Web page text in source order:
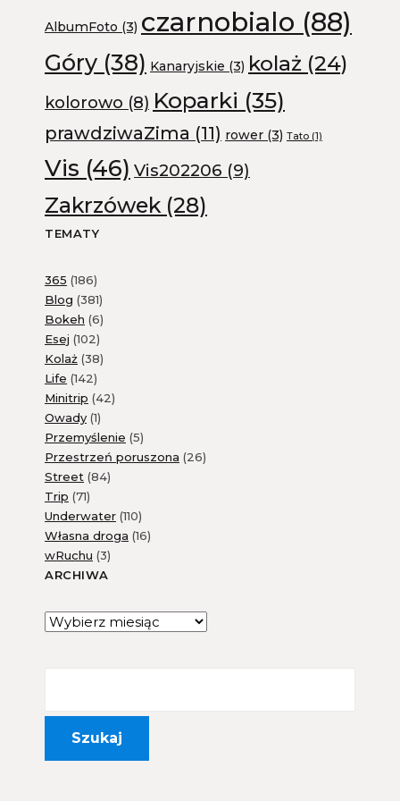
AlbumFoto (3) czarnobialo (88)
Góry (38) Kanaryjskie (3) kolaż (24)
kolorowo (8) Koparki (35)
prawdziwaZima (11) rower (3) Tato (1)
Vis (46) Vis202206 (9)
Zakrzówek(28)
TEMATY
365 (186)
Blog (381)
Bokeh (6)
Esej (102)
Kolaż (38)
Life (142)
Minitrip (42)
Owady (1)
Przemyślenie (5)
Przestrzeń poruszona (26)
Street (84)
Trip (71)
Underwater (110)
Własna droga (16)
wRuchu (3)
ARCHIWA